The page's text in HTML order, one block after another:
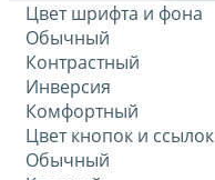
Цвет шрифта и фона
Обычный
Контрастный
Инверсия
Комфортный
Цвет кнопок и ссылок
Обычный